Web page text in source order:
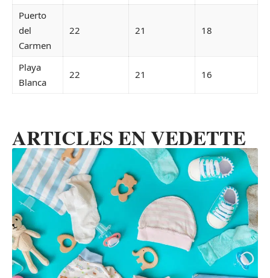
Puerto
del
Carmen
22 21 18
Playa
Blanca
22 21 16
ARTICLES EN VEDETTE